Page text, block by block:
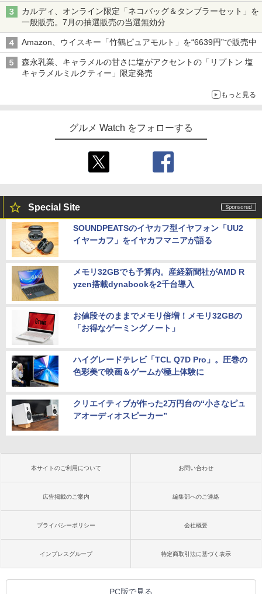
カルディ、オンライン限定「ネコバッグ＆タンブラーセット」を
一般販売。7月の抽選販売の当選無効分
Amazon、ウイスキー「竹鶴ピュアモルト」を“6639円”で販売中
森永乳業、キャラメルの甘さに塩がアクセントの「リプトン 塩
キャラメルミルクティー」限定発売
もっと見る
グルメ Watch をフォローする
Special Site
SOUNDPEATSのイヤカフ型イヤフォン「UU2
イヤーカフ」をイヤカフマニアが語る
メモリ32GBでも予算内。産経新聞社がAMD R
yzen搭載dynabookを2千台導入
お値段そのままでメモリ倍増！メモリ32GBの
「お得なゲーミングノート」
ハイグレードテレビ「TCL Q7D Pro」。圧巻の
色彩美で映画＆ゲームが極上体験に
クリエイティブが作った2万円台の“小さなピュ
アオーディオスピーカー”
本サイトのご利用について お問い合わせ
広告掲載のご案内 編集部へのご連絡
プライバシーポリシー 会社概要
インプレスグループ 特定商取引法に基づく表示
PC版で見る